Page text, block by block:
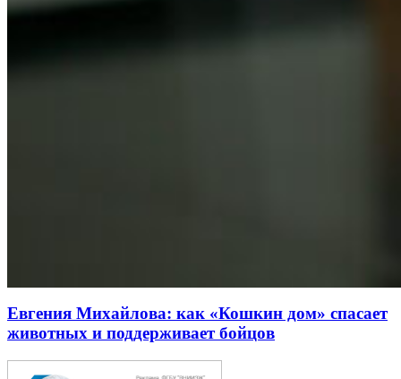
Евгения Михайлова: как «Кошкин дом» спасает
животных и поддерживает бойцов